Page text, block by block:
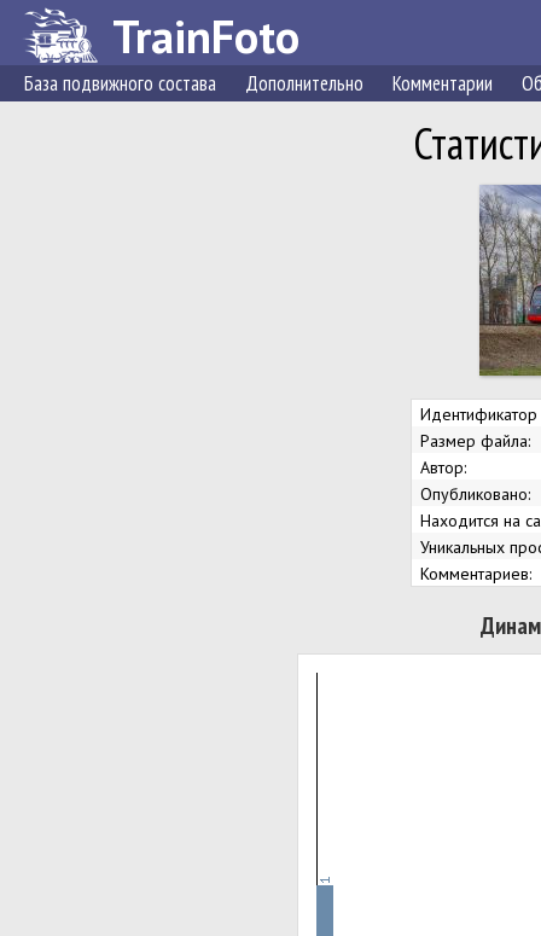
TrainFoto
База подвижного состава Дополнительно Комментарии
Размер файла:
Автор:
Опубликовано:
Находится на
Уникальных
Комментариев: